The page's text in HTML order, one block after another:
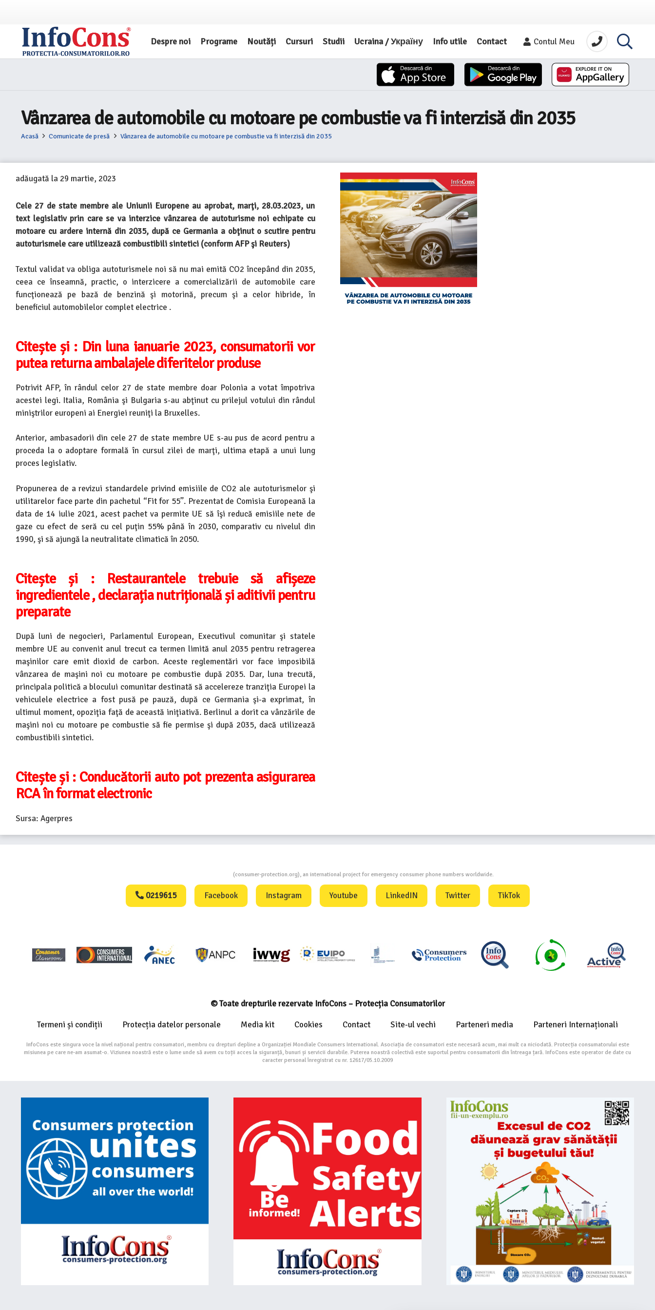
Despre noi Programe Noutăți Cursuri Studii Ucraina / Україну Info utile Contact Contul Meu
Vânzarea de automobile cu motoare pe combustie va fi interzisă din 2035
Acasă Comunicate de presă Vânzarea de automobile cu motoare pe combustie va fi interzisă din 2035
adăugată la 29 martie, 2023
Cele 27 de state membre ale Uniunii Europene au aprobat, marţi, 28.03.2023, un
text legislativ prin care se va interzice vânzarea de autoturisme noi echipate cu
motoare cu ardere internă din 2035, după ce Germania a obţinut o scutire pentru
autoturismele care utilizează combustibili sintetici (conform AFP şi Reuters)
Textul validat va obliga autoturismele noi să nu mai emită CO2 începând din 2035,
ceea ce înseamnă, practic, o interzicere a comercializării de automobile care
funcţionează pe bază de benzină şi motorină, precum şi a celor hibride, în
beneficiul automobilelor complet electrice .
Citește și : Din luna ianuarie 2023, consumatorii vor
putea returna ambalajele diferitelor produse
Potrivit AFP, în rândul celor 27 de state membre doar Polonia a votat împotriva
acestei legi. Italia, România şi Bulgaria s-au abţinut cu prilejul votului din rândul
miniştrilor europeni ai Energiei reuniţi la Bruxelles.
Anterior, ambasadorii din cele 27 de state membre UE s-au pus de acord pentru a
proceda la o adoptare formală în cursul zilei de marţi, ultima etapă a unui lung
proces legislativ.
Propunerea de a revizui standardele privind emisiile de CO2 ale autoturismelor şi
utilitarelor face parte din pachetul “Fit for 55”. Prezentat de Comisia Europeană la
data de 14 iulie 2021, acest pachet va permite UE să îşi reducă emisiile nete de
gaze cu efect de seră cu cel puţin 55% până în 2030, comparativ cu nivelul din
1990, şi să ajungă la neutralitate climatică în 2050.
Citește și : Restaurantele trebuie să afișeze
ingredientele , declarația nutrițională și aditivii pentru
preparate
După luni de negocieri, Parlamentul European, Executivul comunitar şi statele
membre UE au convenit anul trecut ca termen limită anul 2035 pentru retragerea
maşinilor care emit dioxid de carbon. Aceste reglementări vor face imposibilă
vânzarea de maşini noi cu motoare pe combustie după 2035. Dar, luna trecută,
principala politică a blocului comunitar destinată să accelereze tranziţia Europei la
vehiculele electrice a fost pusă pe pauză, după ce Germania şi-a exprimat, în
ultimul moment, opoziţia faţă de această iniţiativă. Berlinul a dorit ca vânzările de
maşini noi cu motoare pe combustie să fie permise şi după 2035, dacă utilizează
combustibili sintetici.
Citește și : Conducătorii auto pot prezenta asigurarea
RCA în format electronic
Sursa: Agerpres
(consumer-protection.org), an international project for emergency consumer phone numbers worldwide.
0219615 Facebook Instagram Youtube LinkedIN Twitter TikTok
© Toate drepturile rezervate InfoCons – Protecția Consumatorilor
Termeni și condiții Protecția datelor personale Media kit Cookies Contact Site-ul vechi Parteneri media Parteneri Internaționali
InfoCons este singura voce la nivel național pentru consumatori, membru cu drepturi depline a Organizației Mondiale Consumers International. Asociația de consumatori este necesară acum, mai mult ca niciodată. Protecția consumatorului este
misiunea pe care ne-am asumat-o. Viziunea noastră este o lume unde să avem cu toții acces la siguranță, bunuri și servicii durabile. Puterea noastră colectivă este suportul pentru consumatorii din întreaga țară. InfoCons este operator de date cu
caracter personal înregistrat cu nr. 12617/05.10.2009